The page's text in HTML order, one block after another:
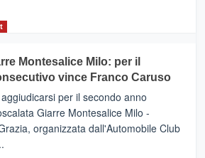
Montesalice Milo: per il
vince Franco Caruso
per il secondo anno
Giarre Montesalice Milo -
organizzata dall'Automobile Club